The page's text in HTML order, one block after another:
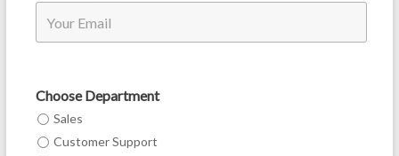
Choose Department
Sales
Customer Support